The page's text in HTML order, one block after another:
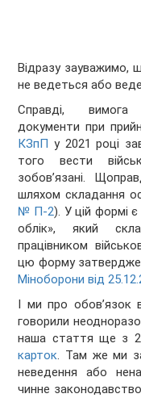
Відразу зауважимо,
не ведеться або
Справді, вимога
документи при
КЗпП у 2021 році
того вести
зобов’язані.
шляхом складання
№ П-2). У цій формі є
облік», який
працівником
цю форму
Міноборони від
І ми про обов’язок
говорили
наша стаття ще з
карток. Там же ми
неведення або
чинне